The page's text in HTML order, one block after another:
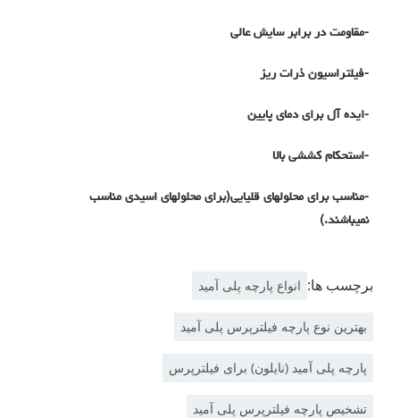
-مقاومت در برابر سایش عالی
-فیلتراسیون ذرات ریز
-ایده آل برای دمای پایین
-استحکام کششی بالا
-مناسب برای محلولهای قلیایی(برای محلولهای اسیدی مناسب
نمیباشند.)
برچسب ها: انواع پارچه پلی آمید
بهترین نوع پارچه فیلترپرس پلی آمید
پارچه پلی آمید (نایلون) برای فیلترپرس
تشخیص پارچه فیلترپرس پلی آمید